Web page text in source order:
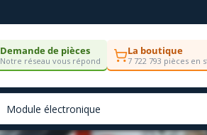
Demande de pièces
Notre réseau vous répond
La boutique
7 722 793 pièces en